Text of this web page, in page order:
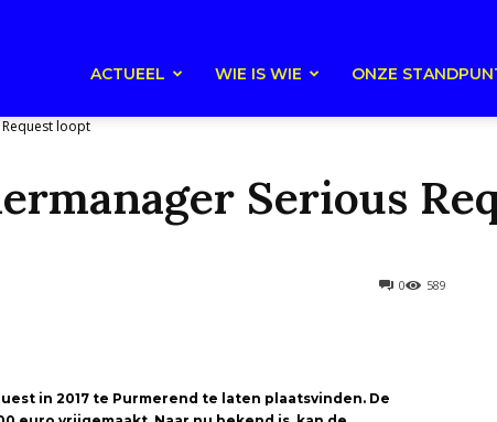
ACTUEEL WIE IS WIE ONZE
loopt
Serious
589
0
in 2017 te Purmerend te laten plaatsvinden. De